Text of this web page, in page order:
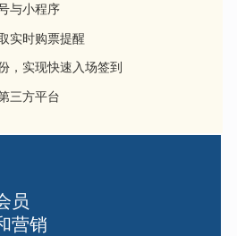
与小程序
实时购票提醒
，实现快速入场签到
三方平台
员
营销